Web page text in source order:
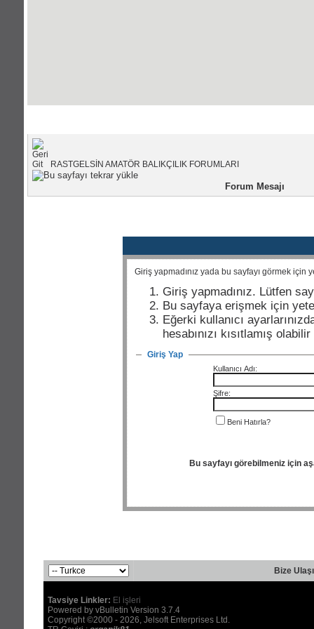
RASTGELSİN AMATÖR BALIKÇILIK FORUMLARI
Forum Mesajı
Giriş yapmadınız yada bu sayfayı görmek
Giriş yapmadınız. Lütfen
Bu sayfaya erişmek için
Eğerki kullanıcı
hesabınızı kısıtlamış
Giriş Yap
Kullanıcı Adı:
Şifre:
Beni Hatırla?
Bu sayfayı görebilmeniz için
Bize
Tavsiye Linkler: El işleri
Powered by vBulletin Version 3.7.4
Copyright ©2000 - 2026, Jelsoft Enterprises Ltd.